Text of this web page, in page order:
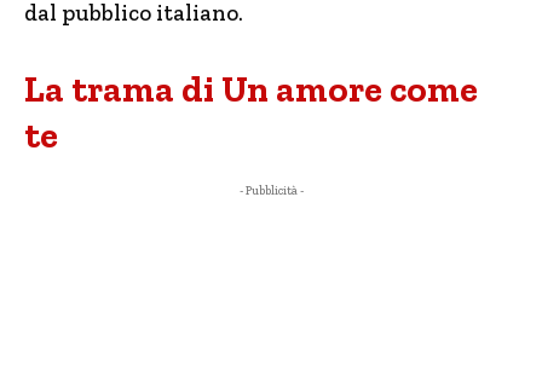
dal pubblico italiano.
La trama di Un amore come
te
- Pubblicità -